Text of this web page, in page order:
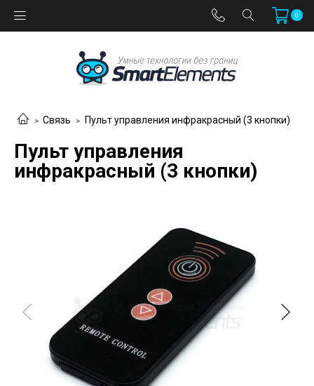
0
Связь Пульт управления инфракрасный (3 кнопки)
Пульт управления
инфракрасный (3 кнопки)